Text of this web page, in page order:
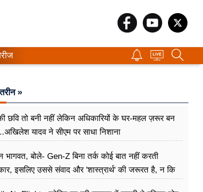
»
छवि तो बनी नहीं लेकिन अधिकारियों के घर-महल ज़रूर बन
यादव ने सीएम पर साधा​ निशाना
भागवत, बोले- Gen-Z बिना तर्क कोई बात नहीं करती
इसलिए उससे संवाद और 'शास्त्रार्थ' की जरूरत है, न कि